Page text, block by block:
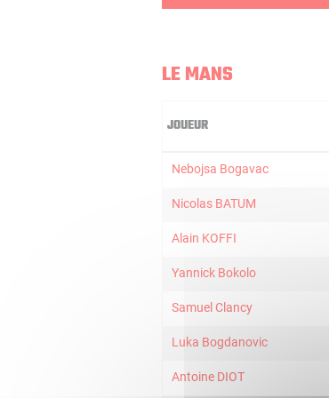
LE MANS
JOUEUR
Nebojsa Bogavac
Nicolas BATUM
Alain KOFFI
Yannick Bokolo
Samuel Clancy
Luka Bogdanovic
Antoine DIOT